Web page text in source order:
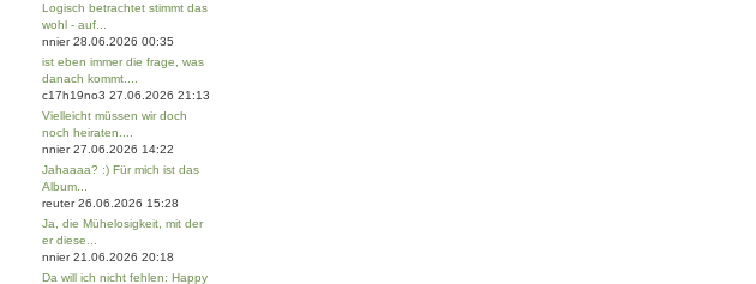
Logisch betrachtet stimmt das
wohl - auf...
nnier 28.06.2026 00:35
ist eben immer die frage, was
danach kommt....
c17h19no3 27.06.2026 21:13
Vielleicht müssen wir doch
noch heiraten....
nnier 27.06.2026 14:22
Jahaaaa? :) Für mich ist das
Album...
reuter 26.06.2026 15:28
Ja, die Mühelosigkeit, mit der
er diese...
nnier 21.06.2026 20:18
Da will ich nicht fehlen: Happy